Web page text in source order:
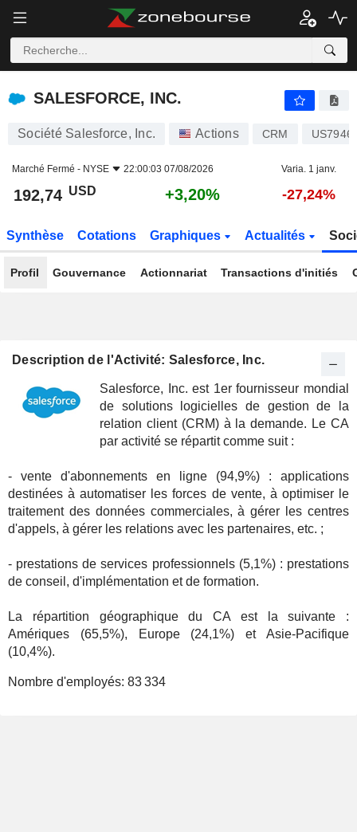
SALESFORCE, INC.
SALESFORCE, INC.
Société Salesforce, Inc. Actions CRM
Marché Fermé - NYSE 22:00:03 07/08/2026 Varia. 1 janv.
192,74 USD +3,20% -27,24%
Synthèse Cotations Graphiques Actualités
Profil Gouvernance Actionnariat Transactions d'initiés
Description de l'Activité: Salesforce, Inc.
Salesforce, Inc. est 1er fournisseur mondial
de solutions logicielles de gestion de la
relation client (CRM) à la demande. Le CA
par activité se répartit comme suit :
- vente d'abonnements en ligne (94,9%) : applications
destinées à automatiser les forces de vente, à optimiser le
traitement des données commerciales, à gérer les centres
d'appels, à gérer les relations avec les partenaires, etc. ;
- prestations de services professionnels (5,1%) : prestations
de conseil, d'implémentation et de formation.
La répartition géographique du CA est la suivante :
Amériques (65,5%), Europe (24,1%) et Asie-Pacifique
(10,4%).
Nombre d'employés: 83 334